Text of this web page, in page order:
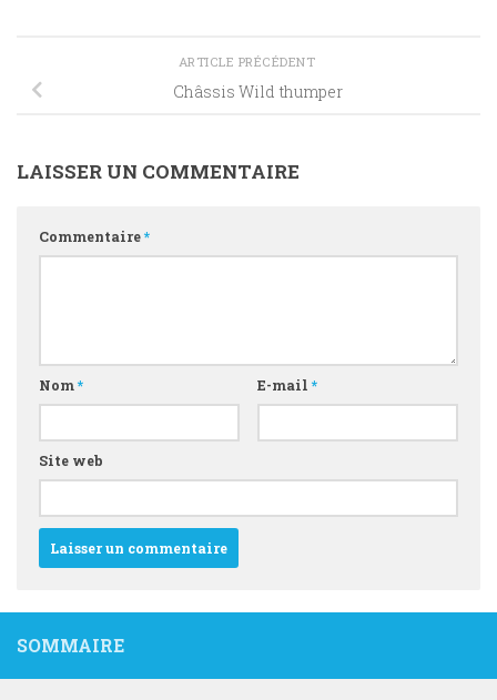
ARTICLE PRÉCÉDENT
Châssis Wild thumper
LAISSER UN COMMENTAIRE
Commentaire*
Nom* E-mail *
Site web
SOMMAIRE